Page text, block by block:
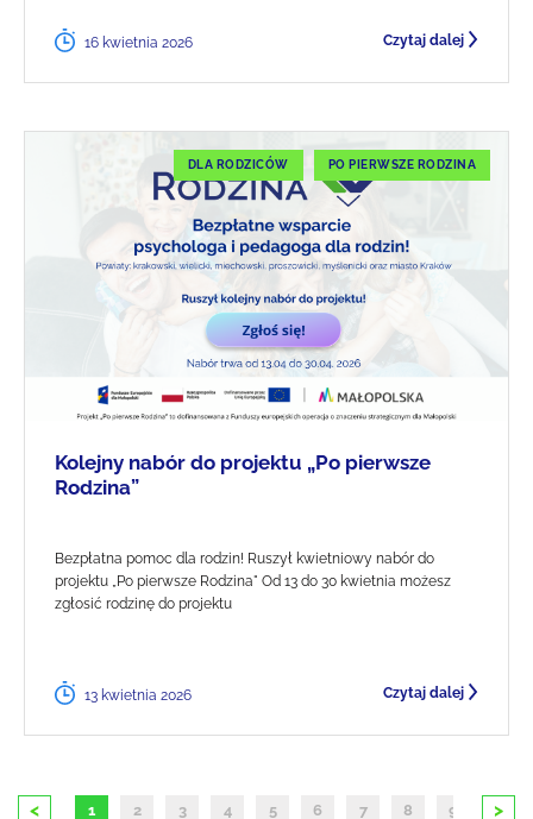
16 kwietnia 2026 Czytaj dalej
DLA RODZICÓW PO PIERWSZE RODZINA
Kolejny nabór do projektu „Po pierwsze
Rodzina”
Bezpłatna pomoc dla rodzin! Ruszył kwietniowy nabór do
projektu „Po pierwsze Rodzina" Od 13 do 30 kwietnia możesz
zgłosić rodzinę do projektu
13 kwietnia 2026 Czytaj dalej
< 1 2 3 4 5 6 7 8 9 10
>